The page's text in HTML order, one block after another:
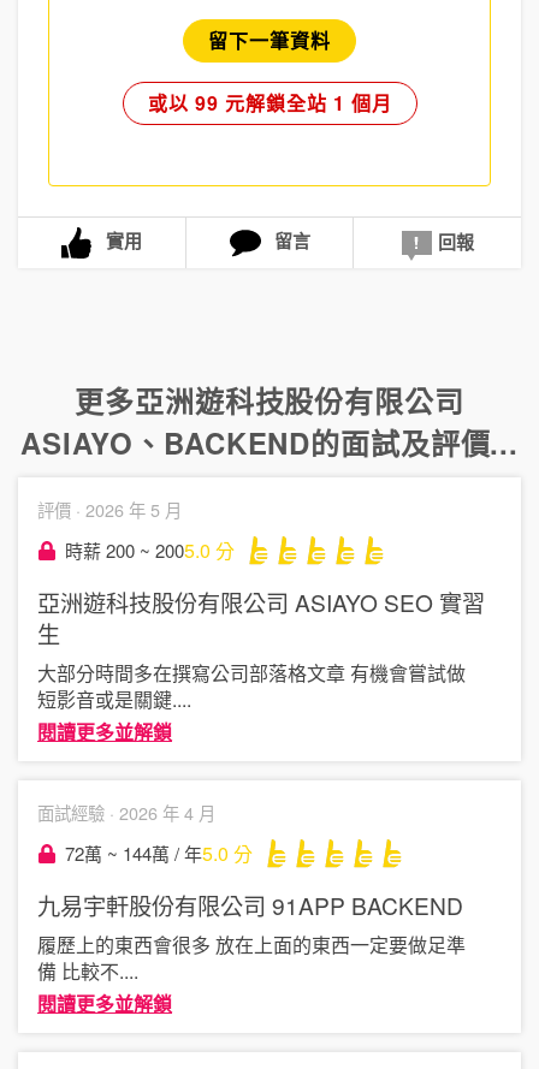
留下一筆資料
或以 99 元解鎖全站 1 個月
實用 留言 回報
更多亞洲遊科技股份有限公司
ASIAYO 、 BACKEND的面試及評價...
評價 · 2026 年 5 月
時薪 200 ~ 2005.0 分
亞洲遊科技股份有限公司 ASIAYO SEO 實習
生
大部分時間多在撰寫公司部落格文章 有機會嘗試做
短影音或是關鍵....
閱讀更多並解鎖
面試經驗 · 2026 年 4 月
72萬 ~ 144萬 / 年5.0 分
九易宇軒股份有限公司 91APP BACKEND
履歷上的東西會很多 放在上面的東西一定要做足準
備 比較不....
閱讀更多並解鎖